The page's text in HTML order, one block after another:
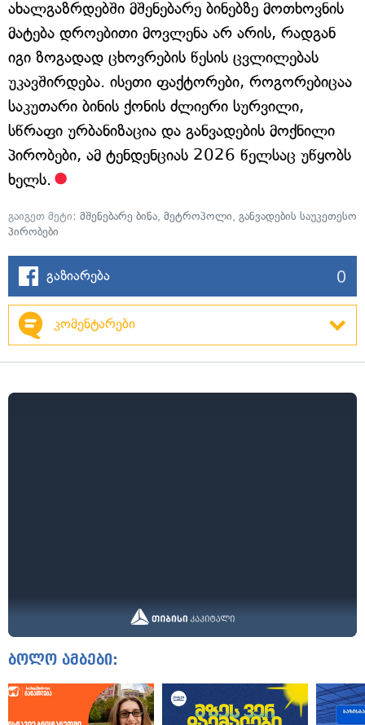
ახალგაზრდებში მშენებარე ბინებზე მოთხოვნის
მატება დროებითი მოვლენა არ არის, რადგან
იგი ზოგადად ცხოვრების წესის ცვლილებას
უკავშირდება. ისეთი ფაქტორები, როგორებიცაა
საკუთარი ბინის ქონის ძლიერი სურვილი,
სწრაფი ურბანიზაცია და განვადების მოქნილი
პირობები, ამ ტენდენციას 2026 წელსაც უწყობს
ხელს.
გაიგეთ მეტი: მშენებარე ბინა, მეტროპოლი, განვადების საუკეთესო
პირობები
გაზიარება 0
კომენტარები
ბოლო ამბები: